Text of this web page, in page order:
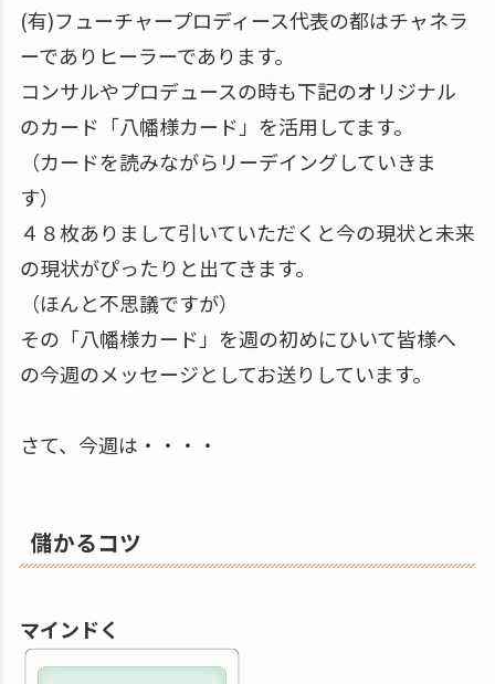
(有)フューチャープロディース代表の都はチャネラ
ーでありヒーラーであります。
コンサルやプロデュースの時も下記のオリジナル
のカード「八幡様カード」を活用してます。
（カードを読みながらリーデイングしていきま
す）
４８枚ありまして引いていただくと今の現状と未来
の現状がぴったりと出てきます。
（ほんと不思議ですが）
その「八幡様カード」を週の初めにひいて皆様へ
の今週のメッセージとしてお送りしています。
さて、今週は・・・・
儲かるコツ
マインドく